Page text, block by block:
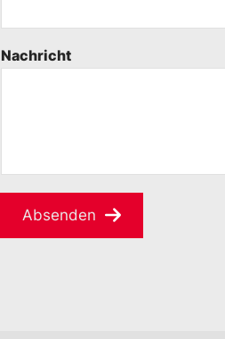
Nachricht
Absenden